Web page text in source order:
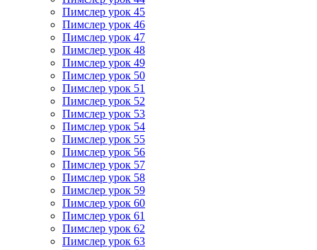
Пимслер урок 45
Пимслер урок 46
Пимслер урок 47
Пимслер урок 48
Пимслер урок 49
Пимслер урок 50
Пимслер урок 51
Пимслер урок 52
Пимслер урок 53
Пимслер урок 54
Пимслер урок 55
Пимслер урок 56
Пимслер урок 57
Пимслер урок 58
Пимслер урок 59
Пимслер урок 60
Пимслер урок 61
Пимслер урок 62
Пимслер урок 63